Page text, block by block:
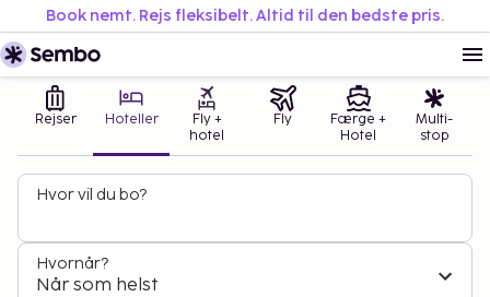
Book nemt. Rejs fleksibelt. Altid til den bedste pris.
Rejser Hoteller
Fly +
hotel
Fly
Færge +
Hotel
Multi-
stop
Hvor vil du bo?
Hvornår?
Når som helst